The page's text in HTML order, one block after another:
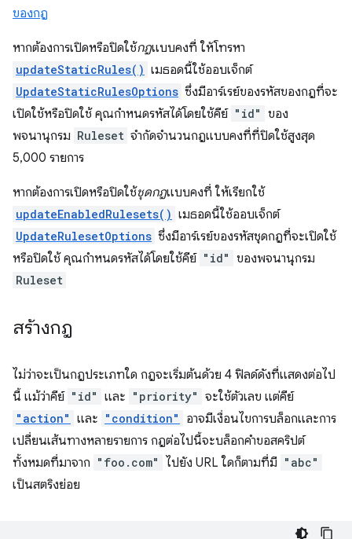
ของกฎ
หากต้องการเปิดหรือปิดใช้กฎแบบคงที่ ให้โทรหา
updateStaticRules() เมธอดนี้ใช้ออบเจ็กต์
UpdateStaticRulesOptions ซึ่งมีอาร์เรย์ของรหัสของกฎที่จะ
เปิดใช้หรือปิดใช้ คุณกำหนดรหัสได้โดยใช้คีย์ "id" ของ
พจนานุกรม Ruleset จำกัดจำนวนกฎแบบคงที่ที่ปิดใช้สูงสุด
5,000 รายการ
หากต้องการเปิดหรือปิดใช้ชุดกฎแบบคงที่ ให้เรียกใช้
updateEnabledRulesets() เมธอดนี้ใช้ออบเจ็กต์
UpdateRulesetOptions ซึ่งมีอาร์เรย์ของรหัสชุดกฎที่จะเปิดใช้
หรือปิดใช้ คุณกำหนดรหัสได้โดยใช้คีย์ "id" ของพจนานุกรม
Ruleset
สร้างกฎ
ไม่ว่าจะเป็นกฎประเภทใด กฎจะเริ่มต้นด้วย 4 ฟิลด์ดังที่แสดงต่อไป
นี้ แม้ว่าคีย์ "id" และ "priority" จะใช้ตัวเลข แต่คีย์
"action" และ "condition"
อาจมีเงื่อนไขการบล็อกและการ
เปลี่ยนเส้นทางหลายรายการ กฎต่อไปนี้จะบล็อกคำขอสคริปต์
ทั้งหมดที่มาจาก "foo.com" ไปยัง URL ใดก็ตามที่มี "abc"
เป็นสตริงย่อย